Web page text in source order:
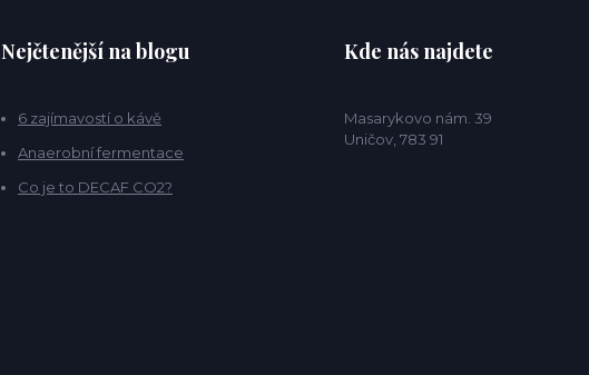
Nejčtenější na blogu
6 zajímavostí o kávě
Anaerobní fermentace
Co je to DECAF CO2?
Kde nás najdete
Masarykovo nám. 39
Uničov, 783 91